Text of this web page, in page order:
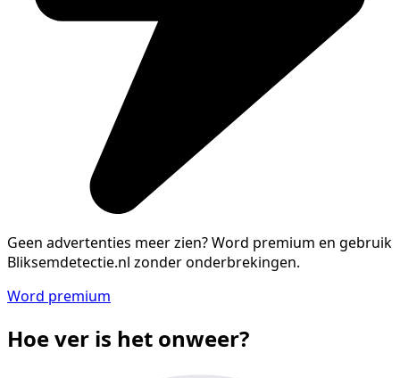
Geen advertenties meer zien?Word premium en gebruik
Bliksemdetectie.nl zonder onderbrekingen.
Word premium
Hoe ver is het onweer?